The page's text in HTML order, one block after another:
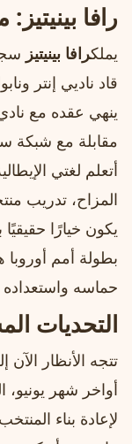
رافا
يملكرافا بينيتيز
قاد ناديي إنتر
ينهي عقده مع نادي
مقابلة مع شبكة
أتعلم لغتي
المزاح، تدريب
يكون خيارًا
بطولة أمم أوروبا
حماسه واستعداده
التحديات
تتجه الأنظار الآن
أواخر شهر
لإعادة بناء